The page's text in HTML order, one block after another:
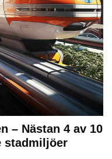
– Nästan 4 av 10
stadmiljöer